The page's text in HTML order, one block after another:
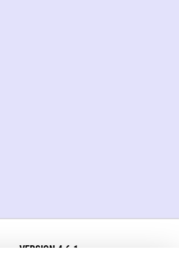
VERSION 4.6.1